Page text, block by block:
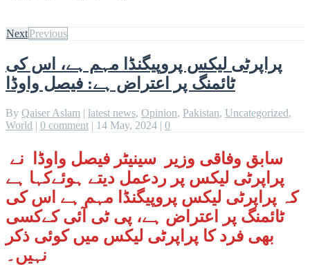
NextPrevious
پراپرٹی لیکس پروپیگنڈا مہم ہے، اس کی
ٹائمنگ پر اعتراض ہے: فیصل واوڈا
By Qaiser Aslam | latest news, Opinion, Pakistan, Uncategorized,
World | 0 comment | 14 May, 2024 | 0
سابق وفاقی وزیر سینیٹر فیصل واوڈا نے
پراپرٹی لیکس پر ردعمل دیتے ہوئےکہا ہے
کہ پراپرٹی لیکس پروپیگنڈا مہم ہے اس کی
ٹائمنگ پر اعتراض ہے، پی ٹی آئی کےکسی
بھی فرد کا پراپرٹی لیکس میں کوئی ذکر
نہیں۔